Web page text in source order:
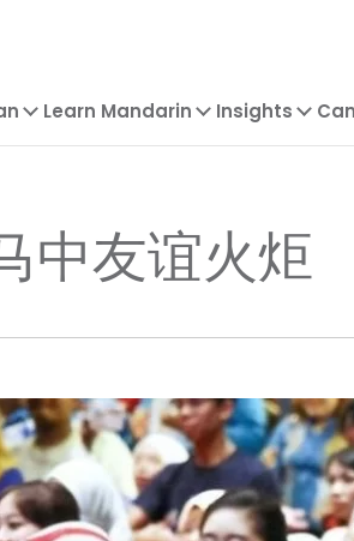
Learn Mandarin Insights
中友谊火炬